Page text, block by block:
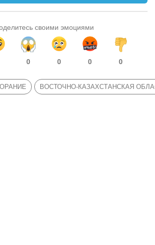
своими эмоциями
0 0 0 0
ВОСТОЧНО-КАЗАХСТАНСКАЯ